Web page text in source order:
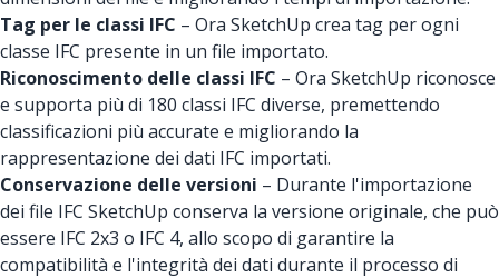
Tag per le classi IFC – Ora SketchUp crea tag per ogni
classe IFC presente in un file importato.
Riconoscimento delle classi IFC – Ora SketchUp riconosce
e supporta più di 180 classi IFC diverse, premettendo
classificazioni più accurate e migliorando la
rappresentazione dei dati IFC importati.
Conservazione delle versioni – Durante l'importazione
dei file IFC SketchUp conserva la versione originale, che può
essere IFC 2x3 o IFC 4, allo scopo di garantire la
compatibilità e l'integrità dei dati durante il processo di